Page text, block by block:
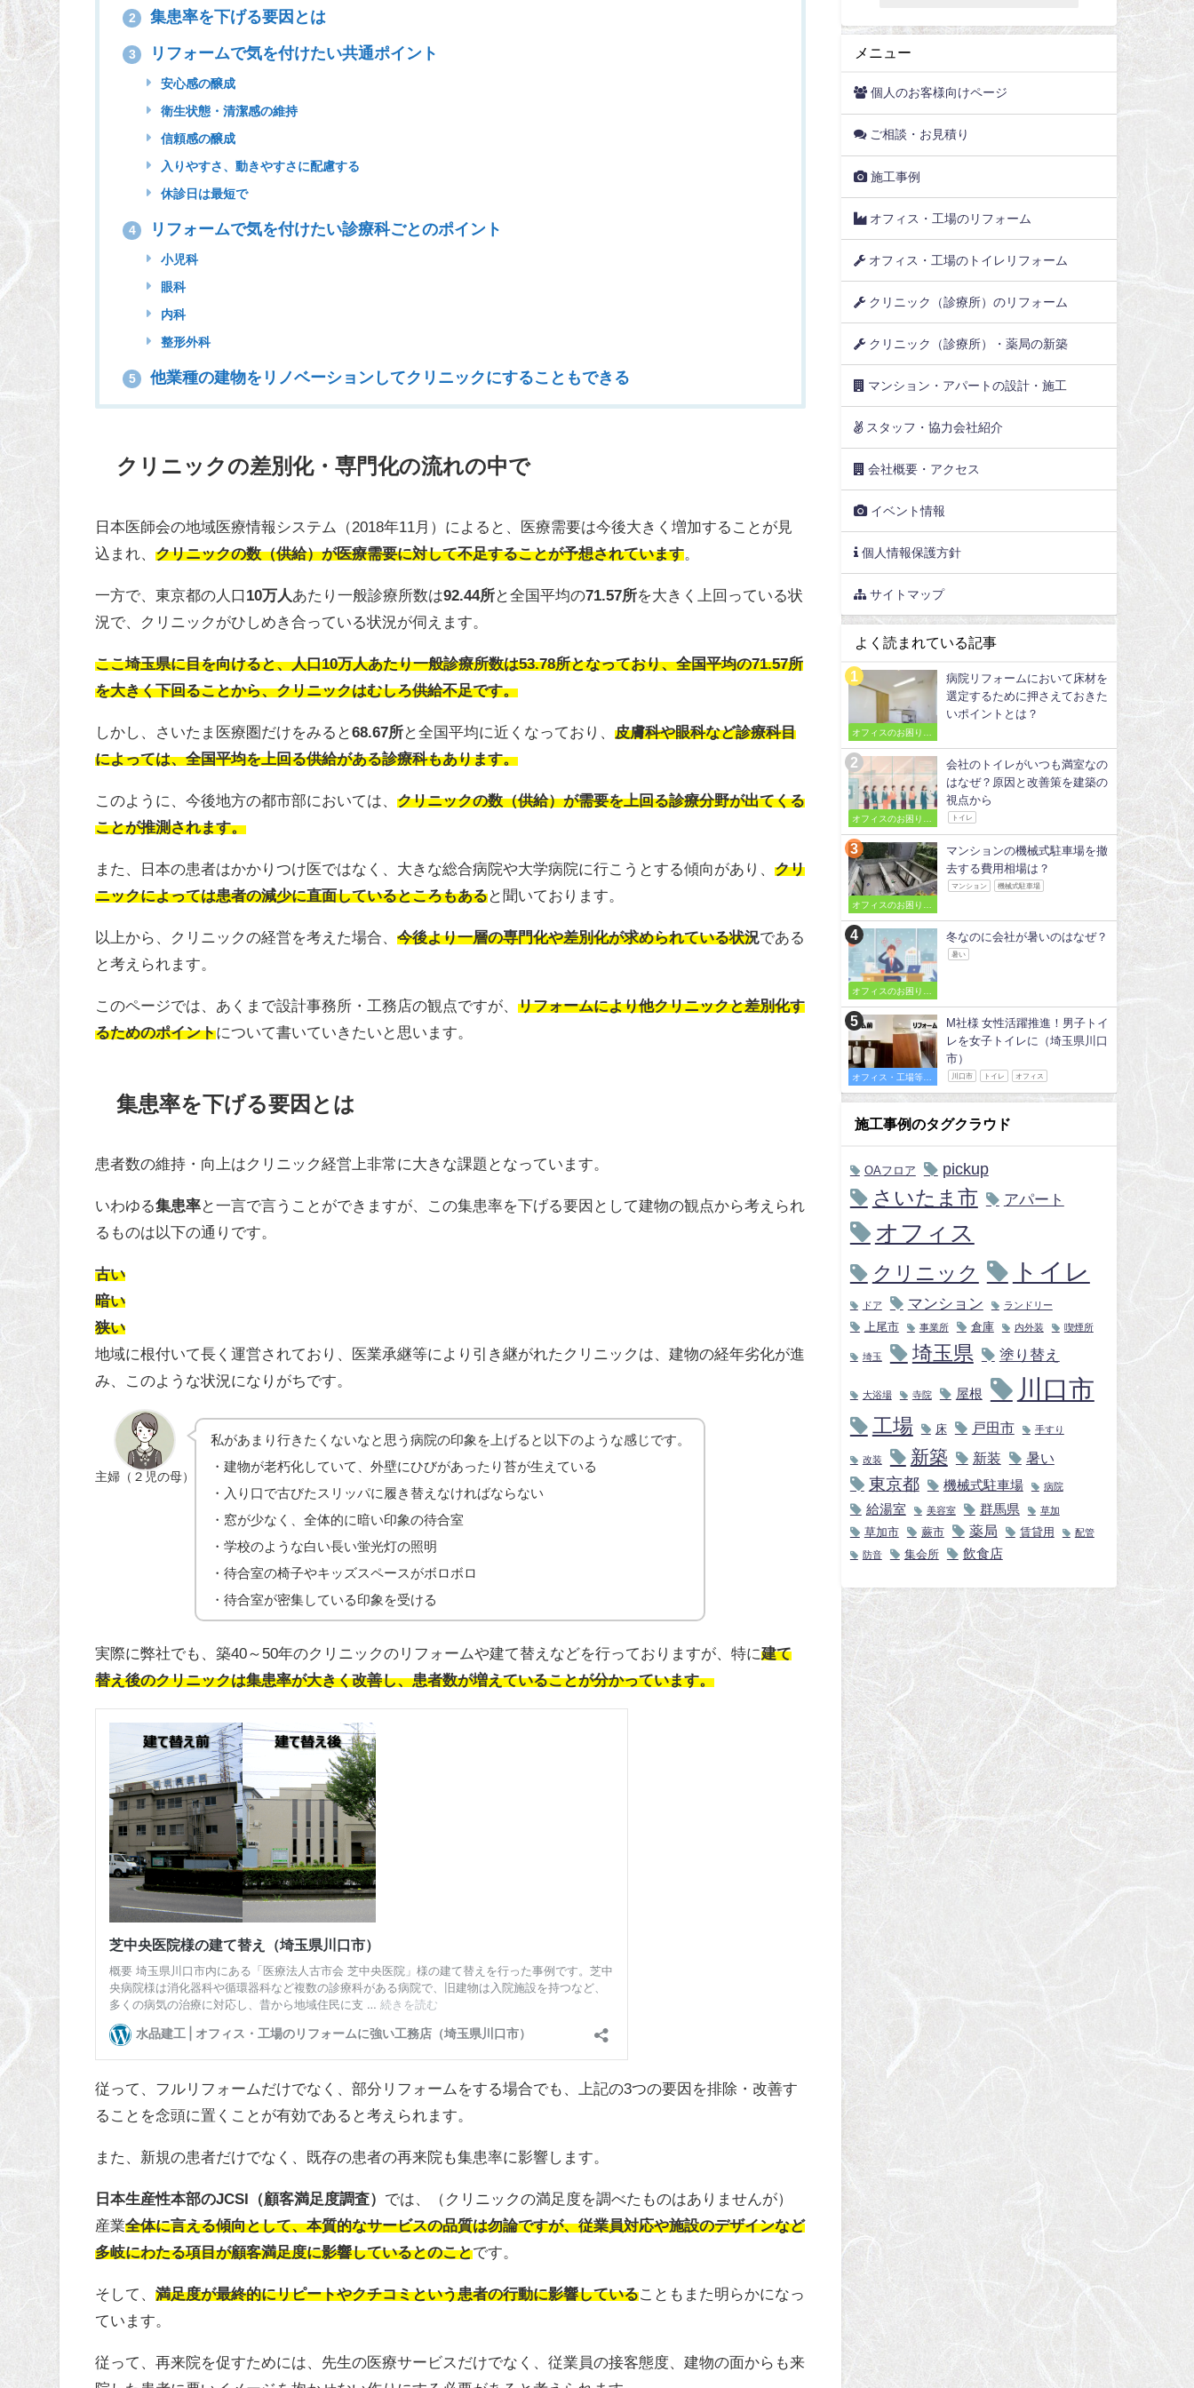
2 集患率を下げる要因とは
3 リフォームで気を付けたい共通ポイント
安心感の醸成
衛生状態・清潔感の維持
信頼感の醸成
入りやすさ、動きやすさに配慮する
休診日は最短で
4 リフォームで気を付けたい診療科ごとのポイント
小児科
眼科
内科
整形外科
5 他業種の建物をリノベーションしてクリニックにすることもできる
クリニックの差別化・専門化の流れの中で
日本医師会の地域医療情報システム（2018年11月 ）によると、医療需要は今後大きく増加することが見
込まれ、クリニックの数（供給）が医療需要に対して不足することが予想されています
一方で、東京都の 人口 10万人 あたり一般診療所数は92.44所と全国平均の71.57所を大きく上回っている状
況で、クリニックがひしめき合っている状況が伺えます。
ここ埼玉県に目を向けると、人口10万人あたり一般診療所数は53.78所となっており、全国平均の71.57所
を大きく下回ることから、クリニックはむしろ供給不足です。
しかし、 さいたま医療圏だけをみると68.67所と全国平均に近くなっており、皮膚科や眼科など診療科目
によっては、全国平均を上回る供給がある診療科もあります。
このように、今後地方の都市部においては、クリニックの数（供給）が需要を上回る診療分野が出てくる
ことが推測されます。
また、日本の患者はかかりつけ医ではなく、大きな総合病院や大学病院に行こうとする傾向があり、クリ
ニックによっては患者の減少に直面しているところもあると聞いております。
以上から、クリニックの経営を考えた場合、今後より一層の専門化や差別化が求められている状況である
と考えられます。
このページでは、あくまで設計事務所・工務店の観点ですが、リフォームにより他クリニックと差別化す
るためのポイントについて書いていきたいと思います。
集患率を下げる要因とは
患者数の維持・向上はクリニック経営上非常に大きな課題となっています。
いわゆる集患率と一言で言うことができますが、この集患率を下げる要因として建物の観点から考えられ
るものは以下の通りです。
古い
暗い
狭い
地域に根付いて長く運営されており、医業承継等により引き継がれたクリニックは、建物の経年劣化が進
み、このような状況になりがちです。
主婦（２児の母）
私があまり行きたくないなと思う病院の印象を上げると以下のような感じです。
・建物が老朽化していて、外壁にひびがあったり苔が生えている
・入り口で古びたスリッパに履き替えなければならない
・窓が少なく、全体的に暗い印象の待合室
・学校のような白い長い蛍光灯の照明
・待合室の椅子やキッズスペースがボロボロ
・待合室が密集している印象を受ける
実際に弊社でも、築40～50年のクリニックのリフォームや建て替えなどを行っておりますが、特に建て
替え後のクリニックは集患率が大きく改善し、患者数が増えていることが分かっています。
従って、フルリフォームだけでなく、部分リフォームをする場合でも、上記の3つの要因を排除・改善す
ることを念頭に置くことが有効であると考えられます。
また、新規の患者だけでなく、既存の患者の再来院も集患率に影響します。
日本生産性本部のJCSI（顧客満足度調査） では、（クリニックの満足度を調べたものはありませんが）
産業全体に言える傾向として、本質的なサービスの品質は勿論ですが、従業員対応や施設のデザインなど
多岐にわたる項目が顧客満足度に影響しているとのことです。
そして、満足度が最終的にリピートやクチコミという患者の行動に影響している こともまた明らかになっ
ています。
従って、再来院を促すためには、先生の医療サービスだけでなく、従業員の接客態度、建物の面からも来
メニュー
個人のお客様向けページ
ご相談・お見積り
施工事例
オフィス・工場のリフォーム
オフィス・工場のトイレリフォーム
クリニック（診療所）のリフォーム
クリニック（診療所）・薬局の新築
マンション・アパートの設計・施工
スタッフ・協力会社紹介
会社概要・アクセス
イベント情報
個人情報保護方針
サイトマップ
よく読まれている記事
オフィスのお困りご
とを解決
病院リフォームにおいて床材を
選定するために押さえておきた
いポイントとは？
オフィスのお困りご
とを解決
会社のトイレがいつも満室なの
はなぜ？原因と改善策を建築の
視点から
トイレ
オフィスのお困りご
とを解決
マンションの機械式駐車場を撤
去する費用相場は？
マンション 機械式駐車場
オフィスのお困りご
とを解決
冬なのに会社が暑いのはなぜ？
暑い
オフィス・工場等の
施工事例
M社様 女性活躍推進！男子トイ
レを女子トイレに（埼玉県川口
市）
川口市 トイレ オフィス
施工事例のタグクラウド
OAフロア pickup
さいたま市 アパート
オフィス
クリニック トイレ
ドア マンション ランドリー
上尾市 事業所 倉庫 内外装 喫煙所
埼玉 埼玉県 塗り替え
大浴場 寺院 屋根 川口市
工場 床 戸田市 手すり
改装 新築 新装 暑い
東京都 機械式駐車場 病院
給湯室 美容室 群馬県 草加
草加市 蕨市 薬局 賃貸用 配管
防音 集会所 飲食店